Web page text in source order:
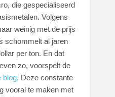
die gespecialiseerd
Volgens
weinig met de prijs
schommelt al jaren
per ton. En dat
zo, voorspelt de
blog. Deze constante
vooral te maken met